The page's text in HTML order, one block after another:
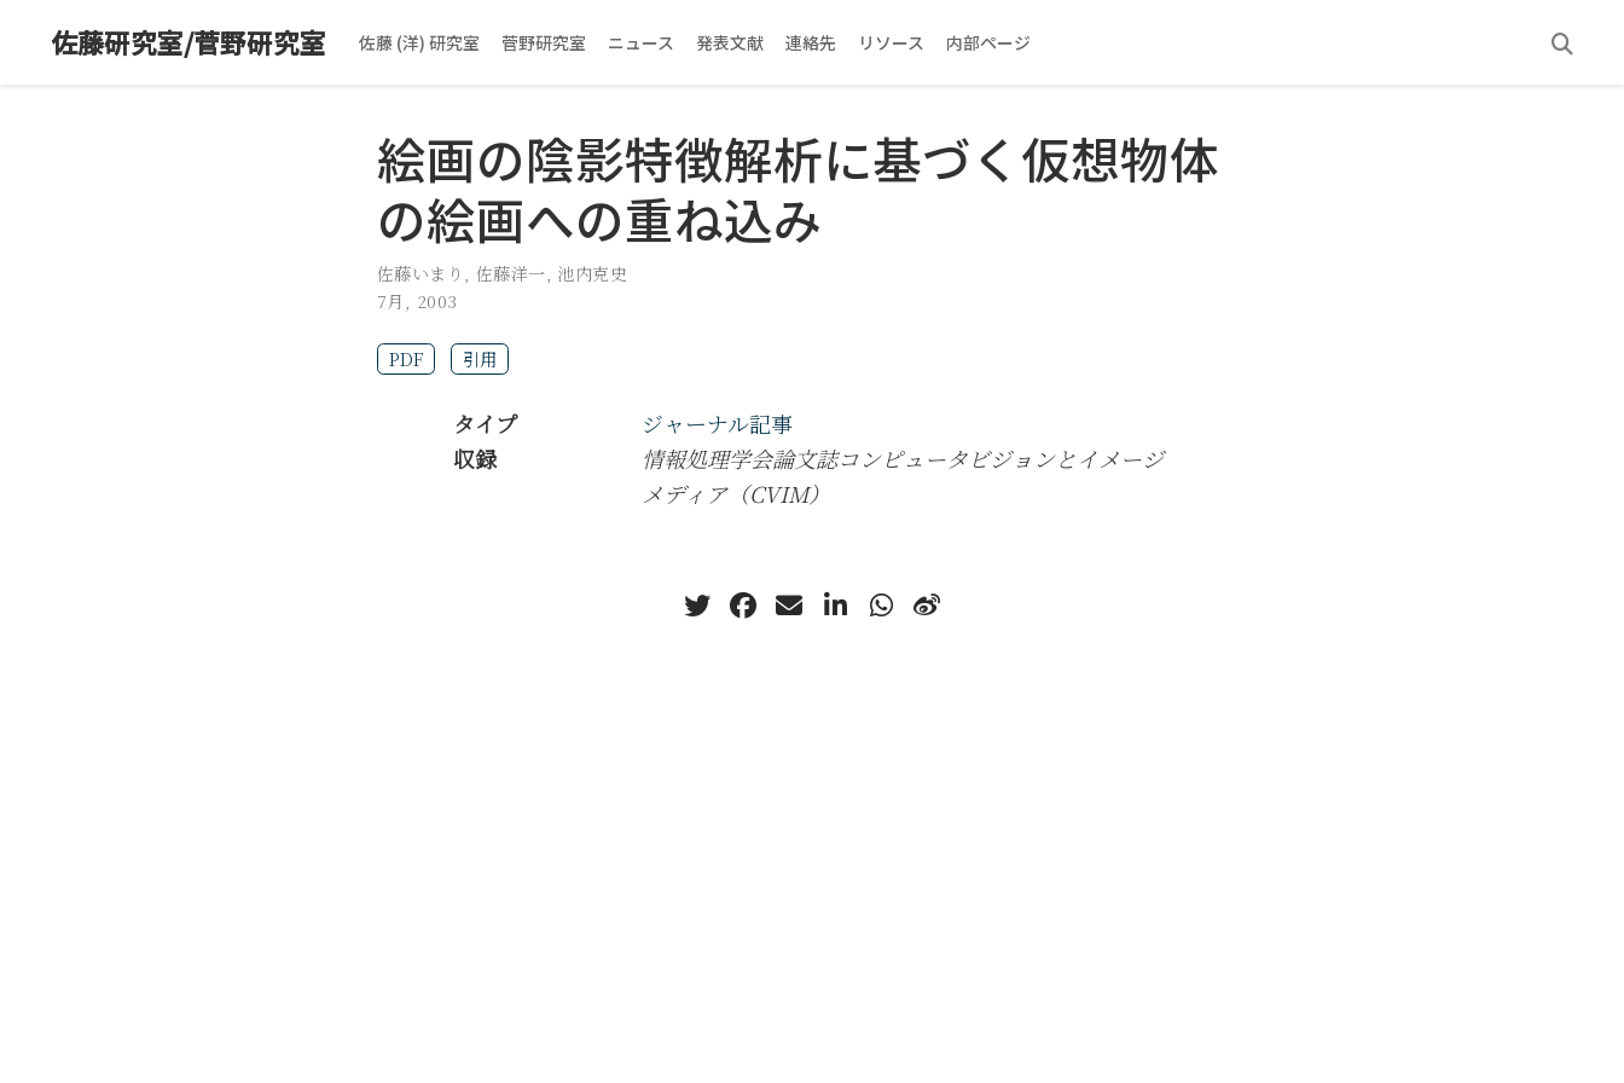
佐藤研究室/菅野研究室 佐藤 (洋) 研究室 菅野研究室 ニュース 発表文献 連絡先 リソース 内部ページ
絵画の陰影特徴解析に基づく仮想物体
の絵画への重ね込み
佐藤いまり , 佐藤洋一, 池内克史
7月, 2003
PDF 引用
タイプ
ジャーナル記事
収録
情報処理学会論文誌コンピュータビジョンとイメージ
メディア（CVIM）